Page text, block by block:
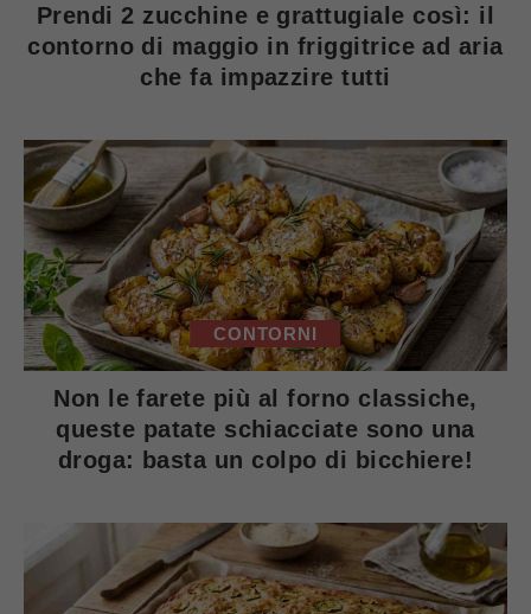
Prendi 2 zucchine e grattugiale così: il
contorno di maggio in friggitrice ad aria
che fa impazzire tutti
CONTORNI
Non le farete più al forno classiche,
queste patate schiacciate sono una
droga: basta un colpo di bicchiere!